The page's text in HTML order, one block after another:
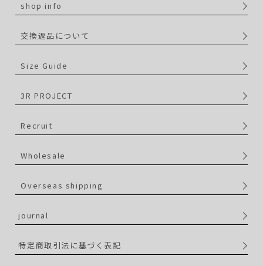
shop info
交換返品について
Size Guide
3R PROJECT
Recruit
Wholesale
Overseas shipping
journal
特定商取引法に基づく表記